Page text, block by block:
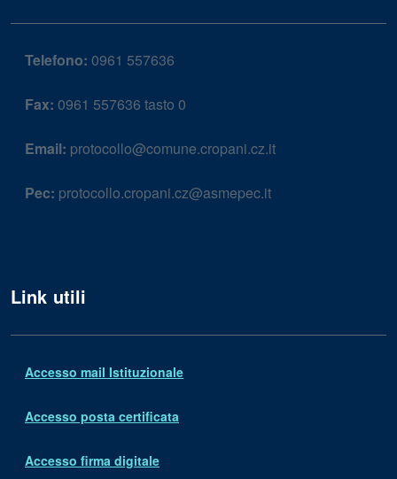
Telefono: 0961 557636
Fax: 0961 557636 tasto 0
Email: protocollo@comune.cropani.cz.it
Pec: protocollo.cropani.cz@asmepec.it
Link utili
Accesso mail Istituzionale
Accesso posta certificata
Accesso firma digitale